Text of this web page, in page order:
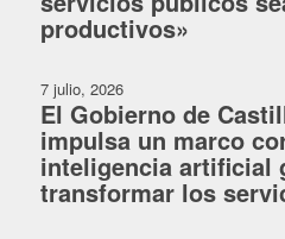
productivos»
7 julio, 2026
El Gobierno de
impulsa un marco
inteligencia artificial
transformar los